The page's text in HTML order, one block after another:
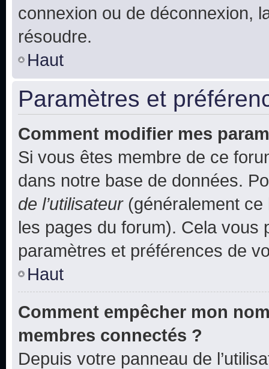
connexion ou de déconnexion,
résoudre.
Haut
Paramètres et
Comment modifier mes
Si vous êtes membre de ce
dans notre base de données.
de l’utilisateur(généralement ce
les pages du forum). Cela vous
paramètres et préférences de
Haut
Comment empêcher mon
membres connectés ?
Depuis votre panneau de